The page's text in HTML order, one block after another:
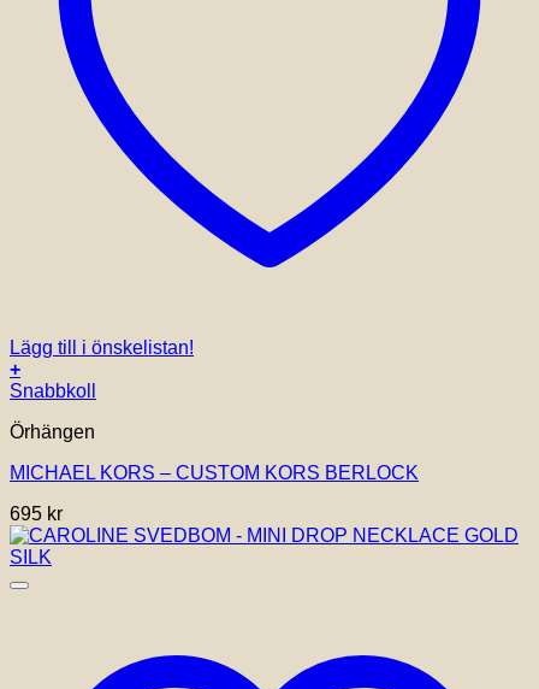
Lägg till i önskelistan!
+
Snabbkoll
Örhängen
MICHAEL KORS – CUSTOM KORS BERLOCK
695 kr